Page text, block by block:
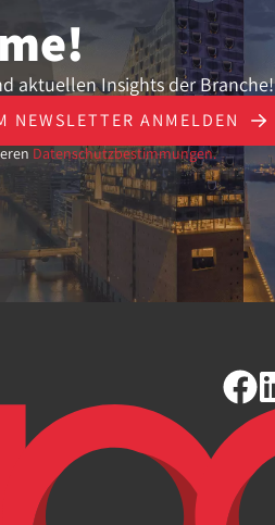
aktuellen Insights der Branche!
NEWSLETTER ANMELDEN
Datenschutzbestimmungen.